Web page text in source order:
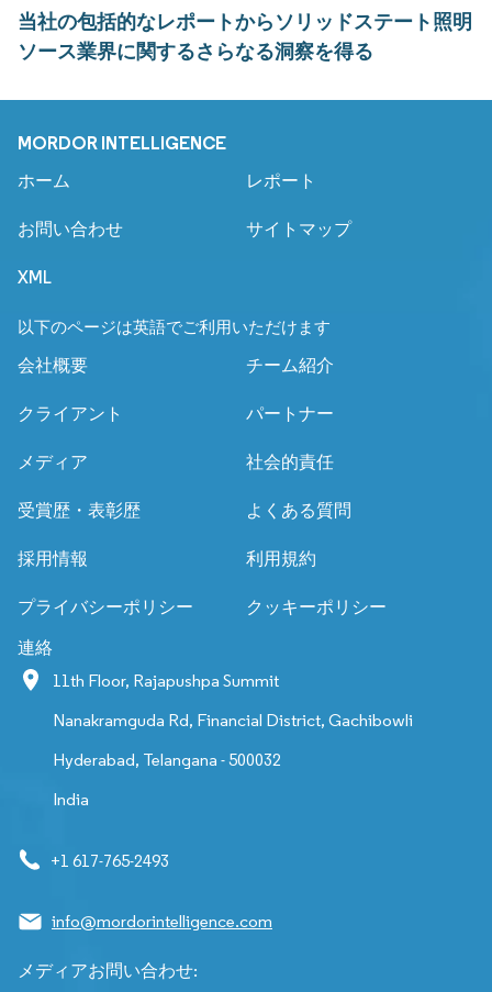
当社の包括的なレポートからソリッドステート照明
ソース業界に関するさらなる洞察を得る
MORDOR INTELLIGENCE
ホーム レポート
お問い合わせ サイトマップ
XML
以下のページは英語でご利用いただけます
会社概要 チーム紹介
クライアント パートナー
メディア 社会的責任
受賞歴・表彰歴 よくある質問
採用情報 利用規約
プライバシーポリシー クッキーポリシー
連絡
11th Floor, Rajapushpa Summit
Nanakramguda Rd, Financial District, Gachibowli
Hyderabad, Telangana - 500032
India
+1 617-765-2493
info@mordorintelligence.com
メディアお問い合わせ: